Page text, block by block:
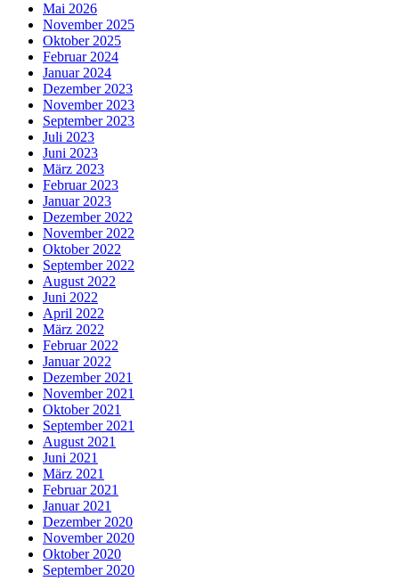
Mai 2026
November 2025
Oktober 2025
Februar 2024
Januar 2024
Dezember 2023
November 2023
September 2023
Juli 2023
Juni 2023
März 2023
Februar 2023
Januar 2023
Dezember 2022
November 2022
Oktober 2022
September 2022
August 2022
Juni 2022
April 2022
März 2022
Februar 2022
Januar 2022
Dezember 2021
November 2021
Oktober 2021
September 2021
August 2021
Juni 2021
März 2021
Februar 2021
Januar 2021
Dezember 2020
November 2020
Oktober 2020
September 2020